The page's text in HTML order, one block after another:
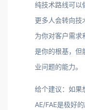
纯技术路线可以
更多人会转向技
为你对客户需求
是你的根基，但
业问题的能力。
给个建议：如果
AE/FAE是极好